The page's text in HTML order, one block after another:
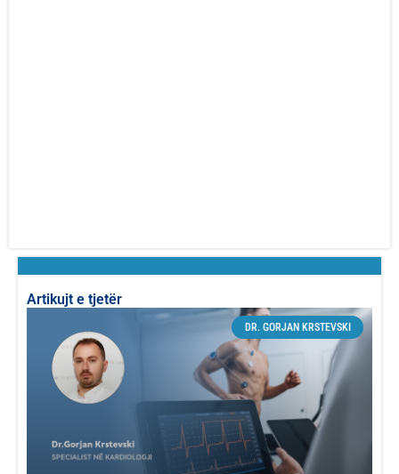
Artikujt e tjetër
DR. GORJAN KRSTEVSKI